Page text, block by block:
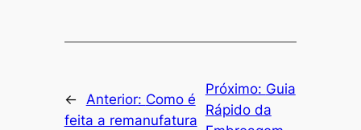
← Anterior: Como é
feita a remanufatura
Próximo: Guia
Rápido da